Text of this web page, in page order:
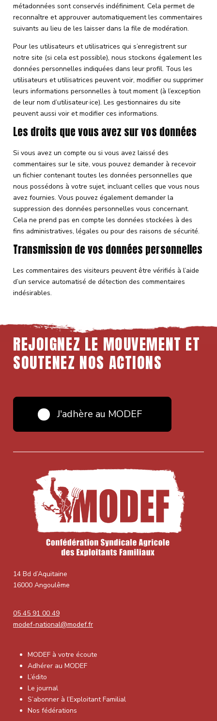
métadonnées sont conservés indéfiniment. Cela permet de
reconnaître et approuver automatiquement les commentaires
suivants au lieu de les laisser dans la file de modération.
Pour les utilisateurs et utilisatrices qui s’enregistrent sur
notre site (si cela est possible), nous stockons également les
données personnelles indiquées dans leur profil. Tous les
utilisateurs et utilisatrices peuvent voir, modifier ou supprimer
leurs informations personnelles à tout moment (à l’exception
de leur nom d’utilisateur·ice). Les gestionnaires du site
peuvent aussi voir et modifier ces informations.
Les droits que vous avez sur vos données
Si vous avez un compte ou si vous avez laissé des
commentaires sur le site, vous pouvez demander à recevoir
un fichier contenant toutes les données personnelles que
nous possédons à votre sujet, incluant celles que vous nous
avez fournies. Vous pouvez également demander la
suppression des données personnelles vous concernant.
Cela ne prend pas en compte les données stockées à des
fins administratives, légales ou pour des raisons de sécurité.
Transmission de vos données personnelles
Les commentaires des visiteurs peuvent être vérifiés à l’aide
d’un service automatisé de détection des commentaires
indésirables.
REJOIGNEZ LE MOUVEMENT ET
SOUTENEZ NOS ACTIONS
J'adhère au MODEF
14 Bd d’Aquitaine
16000 Angoulême
05 45 91 00 49
modef-national@modef.fr
MODEF à votre écoute
Adhérer au MODEF
L’édito
Le journal
S’abonner à l’Exploitant Familial
Nos fédérations